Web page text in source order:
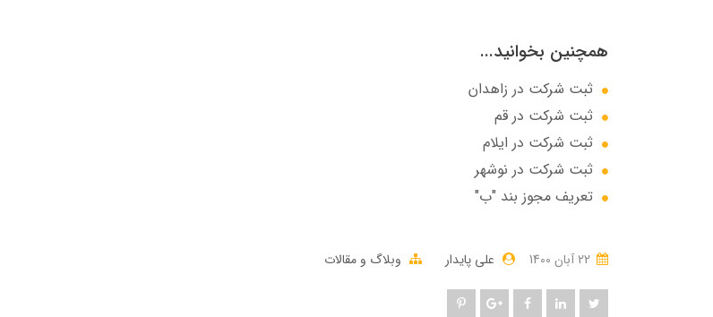
همچنین بخوانید...
ثبت شرکت در زاهدان
ثبت شرکت در قم
ثبت شرکت در ایلام
ثبت شرکت در نوشهر
تعریف مجوز بند "ب"
علی پایدار وبلاگ و مقالات